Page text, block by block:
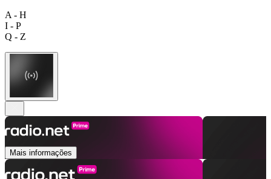
A - H
I - P
Q - Z
Mais informações